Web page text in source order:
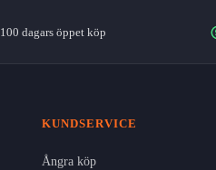
100 dagars öppet köp
KUNDSERVICE
Ångra köp